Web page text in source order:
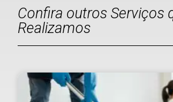
Confira outros Serviços
Realizamos